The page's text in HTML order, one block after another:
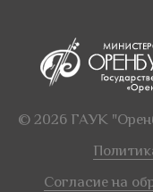
© 2026 ГАУК
Согласие на